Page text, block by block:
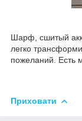
Шарф, сшитый
легко
пожеланий. Есть
Приховати